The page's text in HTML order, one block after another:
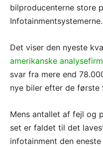
bilproducenterne store
Infotainmentsystemerne.
Det viser den nyeste
amerikanske
svar fra mere end
nye biler efter de første
Mens antallet af fejl og
set er faldet til det
infotainment den